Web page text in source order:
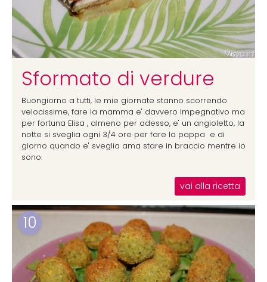
Sformato di verdure
Buongiorno a tutti, le mie giornate stanno scorrendo
velocissime, fare la mamma e' davvero impegnativo ma
per fortuna Elisa , almeno per adesso, e' un angioletto, la
notte si sveglia ogni 3/4 ore per fare la pappa e di
giorno quando e' sveglia ama stare in braccio mentre io
sono.
vai alla ricetta
10